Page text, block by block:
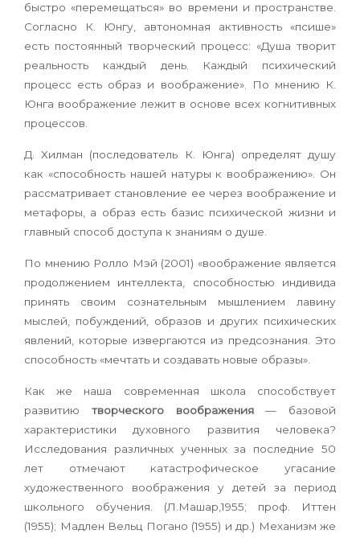
быстро «перемещаться» во времени и пространстве.
Согласно К. Юнгу, автономная активность «псише»
есть постоянный творческий процесс: «Душа творит
реальность каждый день. Каждый психический
процесс есть образ и воображение». По мнению К.
Юнга воображение лежит в основе всех когнитивных
процессов.
Д. Хилман (последователь К. Юнга) определят душу
как «способность нашей натуры к воображению». Он
рассматривает становление ее через воображение и
метафоры, а образ есть базис психической жизни и
главный способ доступа к знаниям о душе.
По мнению Ролло Мэй (2001) «воображение является
продолжением интеллекта, способностью индивида
принять своим сознательным мышлением лавину
мыслей, побуждений, образов и других психических
явлений, которые извергаются из предсознания. Это
способность «мечтать и создавать новые образы».
Как же наша современная школа способствует
развитию творческого воображения— базовой
характеристики духовного развития человека?
Исследования различных ученных за последние 50
лет отмечают катастрофическое угасание
художественного воображения у детей за период
школьного обучения. (Л.Машар,1955; проф. Иттен
(1955); Мадлен Вельц Погано (1955) и др.) Механизм же